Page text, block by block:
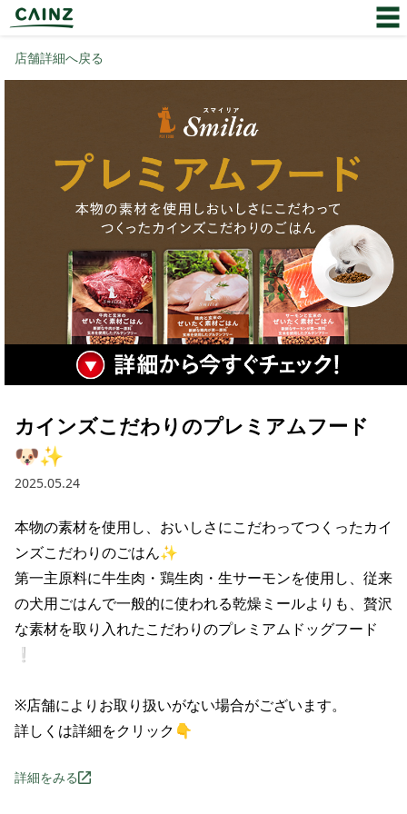
店舗詳細へ戻る
カインズこだわりのプレミアムフード
🐶✨
2025.05.24
本物の素材を使用し、おいしさにこだわってつくったカイ
ンズこだわりのごはん✨
第一主原料に牛生肉・鶏生肉・生サーモンを使用し、従来
の犬用ごはんで一般的に使われる乾燥ミールよりも、贅沢
な素材を取り入れたこだわりのプレミアムドッグフード
❕
※店舗によりお取り扱いがない場合がございます。
詳しくは詳細をクリック👇
詳細をみる